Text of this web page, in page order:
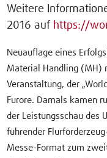
Weitere
2016 auf https://
Neuauflage eines
Material Handling (MH)
Veranstaltung, der
Furore. Damals kamen
der Leistungsschau des
führender
Messe-Format zum